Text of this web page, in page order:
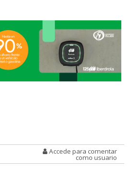
Accede para comentar
como usuario